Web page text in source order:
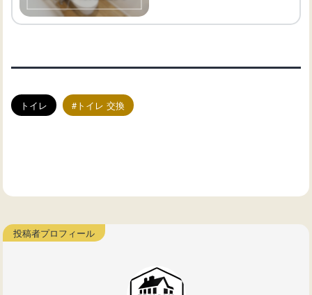
トイレ トイレ 交換